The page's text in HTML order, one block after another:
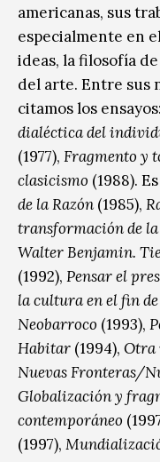
americanas, sus
especialmente en
ideas, la filosofía
del arte. Entre sus
citamos los ensayos:
dialéctica del
(1977), Fragmento y
clasicismo (1988).
de la Razón (1985),
transformación de
Walter Benjamin.
(1992), Pensar el
la cultura en el fin
Neobarroco (1993),
Habitar (1994), Otra
Nuevas Fronteras/
Globalización y
contemporáneo
(1997),